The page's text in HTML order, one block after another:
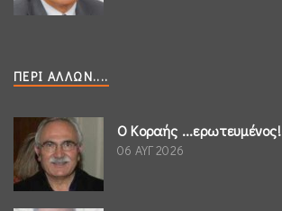
ΠΕΡΊ ΆΛΛΩΝ....
Ο Κοραής ...ερωτευμένος!
06 ΑΥΓ 2026